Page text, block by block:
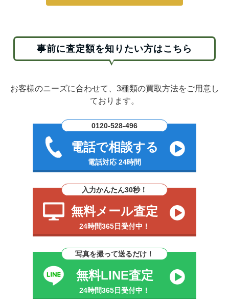
事前に査定額を知りたい方はこちら
お客様のニーズに合わせて、3種類の買取方法をご用意し
ております。
0120-528-496
電話で相談する
電話対応 24時間
入力かんたん30秒！
無料メール査定
24時間365日受付中！
写真を撮って送るだけ！
無料LINE査定
24時間365日受付中！